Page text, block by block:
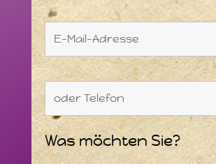
Was möchten Sie?